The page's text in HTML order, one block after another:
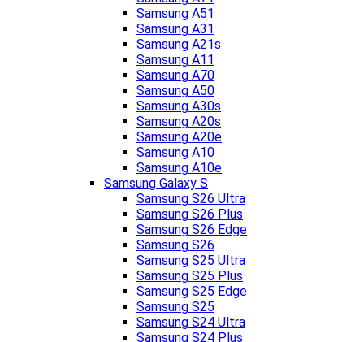
Samsung A51
Samsung A31
Samsung A21s
Samsung A11
Samsung A70
Samsung A50
Samsung A30s
Samsung A20s
Samsung A20e
Samsung A10
Samsung A10e
Samsung Galaxy S
Samsung S26 Ultra
Samsung S26 Plus
Samsung S26 Edge
Samsung S26
Samsung S25 Ultra
Samsung S25 Plus
Samsung S25 Edge
Samsung S25
Samsung S24 Ultra
Samsung S24 Plus